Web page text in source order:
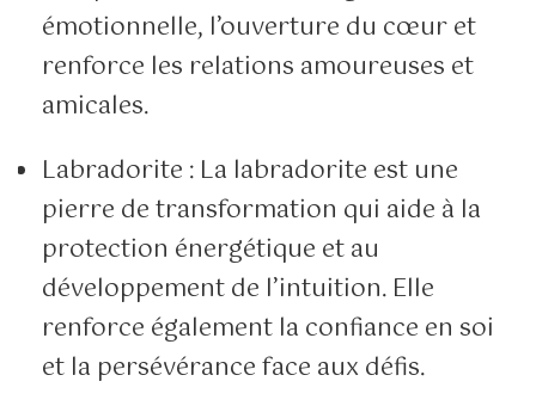
émotionnelle, l’ouverture du cœur et
renforce les relations amoureuses et
amicales.
Labradorite : La labradorite est une
pierre de transformation qui aide à la
protection énergétique et au
développement de l’intuition. Elle
renforce également la confiance en soi
et la persévérance face aux défis.